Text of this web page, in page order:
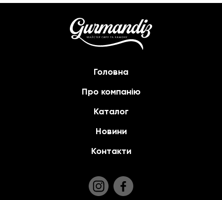
Головна
Про компанію
Каталог
Новини
Контакти